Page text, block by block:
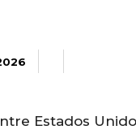
Estados